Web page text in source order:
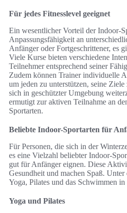
Für jedes Fitnesslevel geeignet
Ein wesentlicher Vorteil der Indoor-
Anpassungsfähigkeit an
Anfänger oder Fortgeschrittener, es
Viele Kurse bieten verschiedene
Teilnehmer entsprechend seiner
Zudem können Trainer individuelle
um jeden zu unterstützen, seine
sich in geschützter Umgebung
ermutigt zur aktiven Teilnahme an
Sportarten.
Beliebte Indoor-Sportarten für
Für Personen, die sich in der
es eine Vielzahl beliebter Indoor-
gut für Anfänger eignen. Diese
Gesundheit und machen Spaß. Unter
Yoga, Pilates und das Schwimmen
Yoga und Pilates